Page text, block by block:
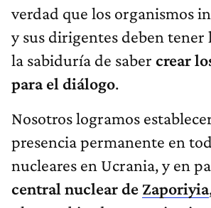
verdad que los organismos
y sus dirigentes deben tener
la sabiduría de saber crear
para el diálogo.
Nosotros logramos
presencia permanente en
nucleares en Ucrania, y en
central nuclear de Zaporiyia